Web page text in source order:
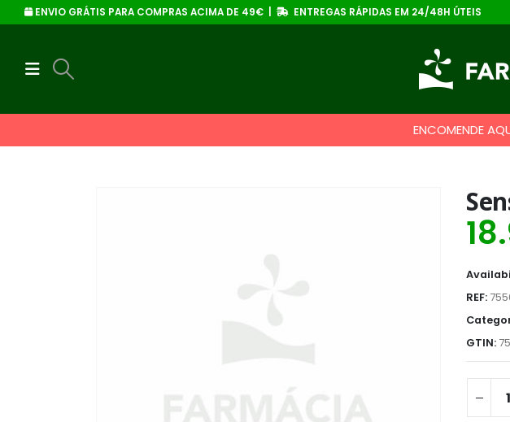
ENVIO GRÁTIS PARA COMPRAS ACIMA DE 49€ | ENTREGAS RÁPIDAS EM 24/48H ÚTEIS
ENCOMENDE
REF:
GTIN: